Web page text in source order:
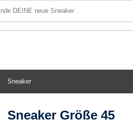
Sneaker
Sneaker Größe 45